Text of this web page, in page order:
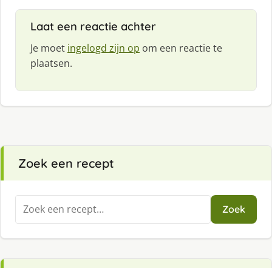
Laat een reactie achter
Je moet ingelogd zijn op om een reactie te
plaatsen.
Zoek een recept
Zoeken
naar:
Zoek